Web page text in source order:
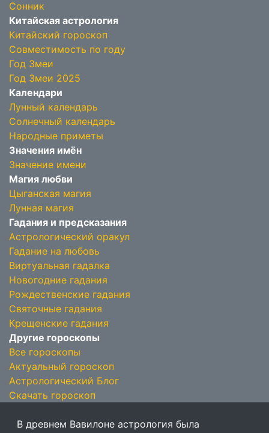
Сонник
Китайская астрология
Китайский гороскоп
Совместимость по году
Год Змеи
Год Змеи 2025
Календари
Лунный календарь
Солнечный календарь
Народные приметы
Значения имён
Значение имени
Магия любви
Цыганская магия
Лунная магия
Гадания и предсказания
Астрологический оракул
Гадание на любовь
Виртуальная гадалка
Новогодние гадания
Рождественские гадания
Святочные гадания
Крещенские гадания
Другие гороскопы
Все гороскопы
Актуальный гороскоп
Астрологический Блог
Скачать гороскоп
В древнем Вавилоне астрология была